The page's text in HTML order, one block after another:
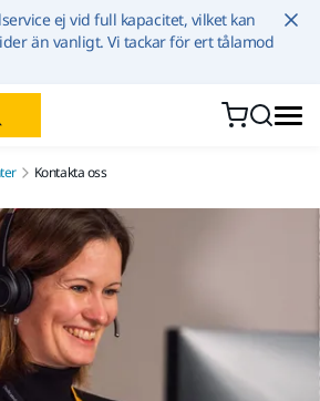
Hoppa till innehållet
ej vid full kapacitet, vilket kan
än vanligt. Vi tackar för ert tålamod
Kontakta oss